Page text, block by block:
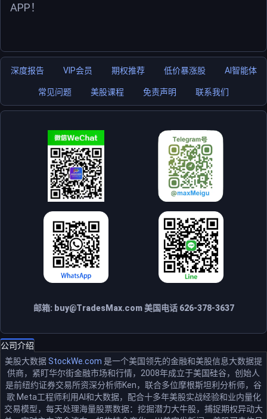
APP！
深度报告 VIP会员 期权推荐 低价暴涨股 AI智能体
常见问题 美股课程 免责声明 联系我们
邮箱: buy@TradesMax.com美国电话 626-378-3637
公司介绍
美股大数据StockWe.com 是一个美国领先的金融和美股信息大数据提
供商，紧盯华尔街金融市场和行情，2008年成立于美国硅谷，创始人
是前纽约证券交易所资深分析师Ken，联合多位摩根斯坦利分析师，谷
歌 Meta工程师利用AI和大数据，配合十多年美股实战经验和业内量化
交易模型，每天处理海量股票数据：挖掘潜力大牛股，捕捉期权异动大